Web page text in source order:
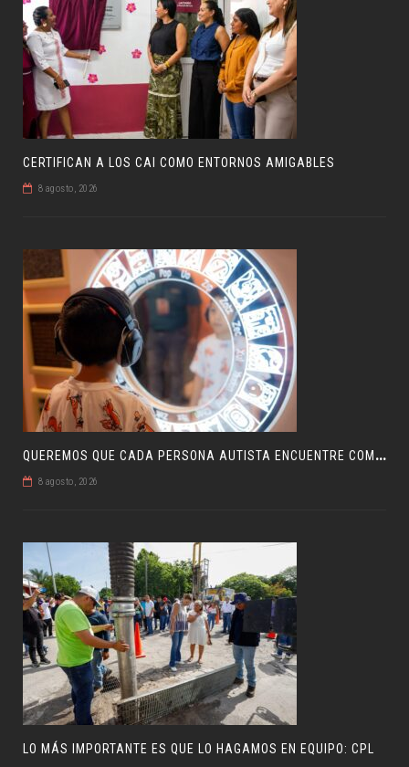
CERTIFICAN A LOS CAI COMO ENTORNOS AMIGABLES
8 agosto, 2026
Q
UEREMOS QUE CADA PERSONA AUTISTA ENCUENTRE COMPRENSIÓN: JDM
8 agosto, 2026
LO MÁS IMPORTANTE ES QUE LO HAGAMOS EN EQUIPO: CPL